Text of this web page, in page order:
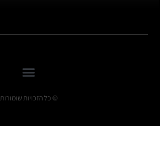
© כל הזכויות שומורות